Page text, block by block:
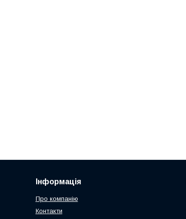
Інформація
Про компанію
Контакти